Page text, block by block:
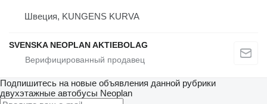
Швеция, KUNGENS KURVA
SVENSKA NEOPLAN AKTIEBOLAG
Подпишитесь на новые объявления данной рубрики
двухэтажные автобусы Neoplan